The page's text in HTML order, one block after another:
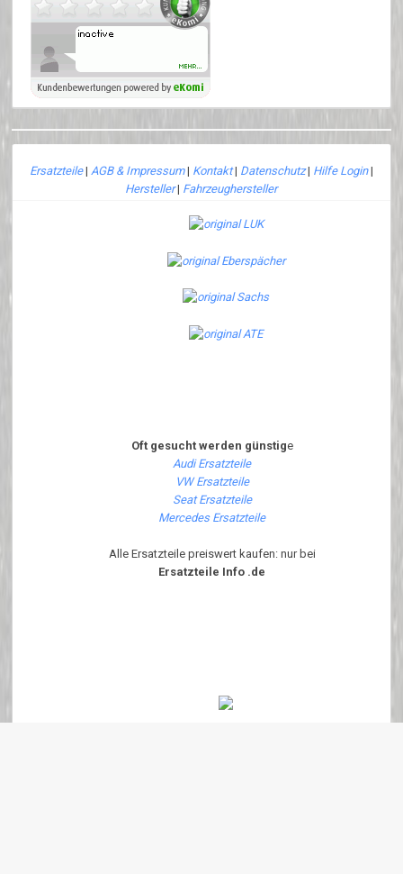
Ersatzteile| AGB & Impressum| Kontakt| Datenschutz| Hilfe Login|
Hersteller| Fahrzeughersteller
Oft gesucht werden günstige
Audi Ersatzteile
VW Ersatzteile
Seat Ersatzteile
Mercedes Ersatzteile
Alle Ersatzteile preiswert kaufen: nur bei
Ersatzteile Info .de